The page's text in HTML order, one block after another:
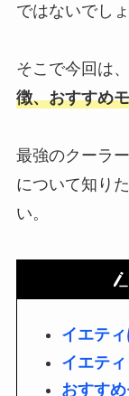
ではないでしょ
そこで今回は、
徴、おすすめ
最強のクーラ
について知り
い。
イエテ
イエテ
おすす